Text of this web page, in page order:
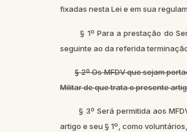
fixadas nesta Lei e em sua
§ 1º Para a prestação do
seguinte ao da referida
§ 2º Os MFDV que sejam
Militar de que trata o presente
§ 3º Será permitida aos
artigo e seu § 1º, como